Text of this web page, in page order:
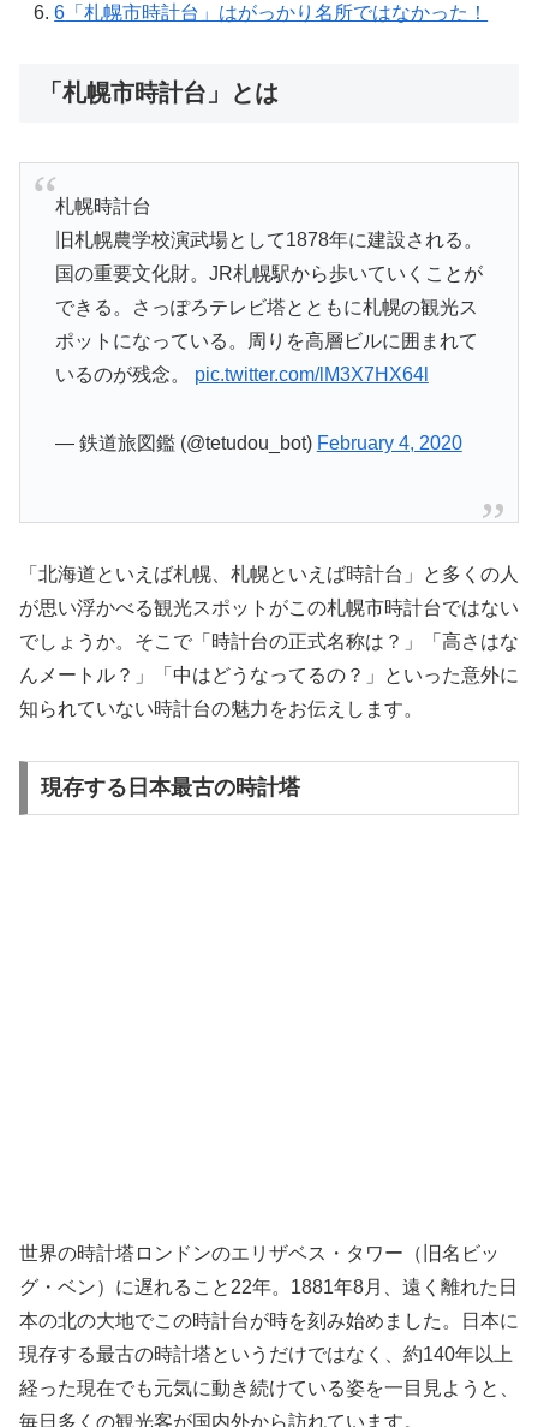
6 「札幌市時計台」はがっかり名所ではなかった！
「札幌市時計台」とは
札幌時計台
旧札幌農学校演武場として1878年に建設される。
国の重要文化財。JR札幌駅から歩いていくことが
できる。さっぽろテレビ塔とともに札幌の観光ス
ポットになっている。周りを高層ビルに囲まれて
いるのが残念。 pic.twitter.com/lM3X7HX64l
— 鉄道旅図鑑 (@tetudou_bot) February 4, 2020
「北海道といえば札幌、札幌といえば時計台」と多くの人
が思い浮かべる観光スポットがこの札幌市時計台ではない
でしょうか。そこで「時計台の正式名称は？」「高さはな
んメートル？」「中はどうなってるの？」といった意外に
知られていない時計台の魅力をお伝えします。
現存する日本最古の時計塔
世界の時計塔ロンドンのエリザベス・タワー（旧名ビッ
グ・ベン）に遅れること22年。1881年8月、遠く離れた日
本の北の大地でこの時計台が時を刻み始めました。日本に
現存する最古の時計塔というだけではなく、約140年以上
経った現在でも元気に動き続けている姿を一目見ようと、
毎日多くの観光客が国内外から訪れています。